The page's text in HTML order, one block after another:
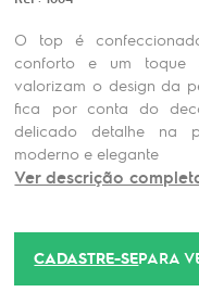
O top é
conforto e um toque
valorizam o design da
fica por conta do
delicado detalhe na
moderno e elegante
Ver descrição
CADASTRE-SEPARA